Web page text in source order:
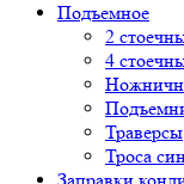
Подъемное
2
4
Траверсы
Троса